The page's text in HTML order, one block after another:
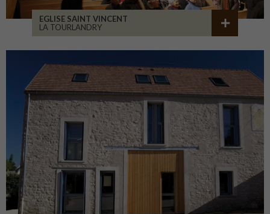
EGLISE SAINT VINCENT
LA TOURLANDRY